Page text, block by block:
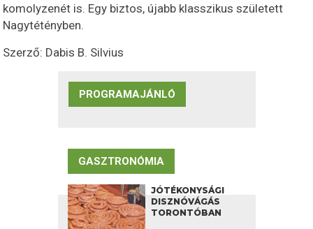
komolyzenét is. Egy biztos, újabb klasszikus született
Nagytétényben.
Szerző: Dabis B. Silvius
PROGRAMAJÁNLÓ
GASZTRONÓMIA
JÓTÉKONYSÁGI
DISZNÓVÁGÁS
TORONTÓBAN